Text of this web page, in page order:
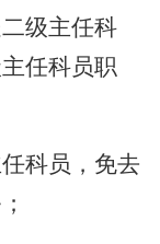
级主任科
任科员职
科员，免去